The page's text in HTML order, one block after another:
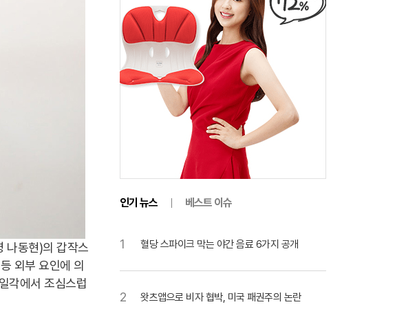
나동현)의 갑작스
외부 요인에 의
각에서 조심스럽
인기 뉴스 베스트 이슈
1 혈당 스파이크 막는 야간 음료 6가지 공개
2 왓츠앱으로 비자 협박, 미국 패권주의 논란